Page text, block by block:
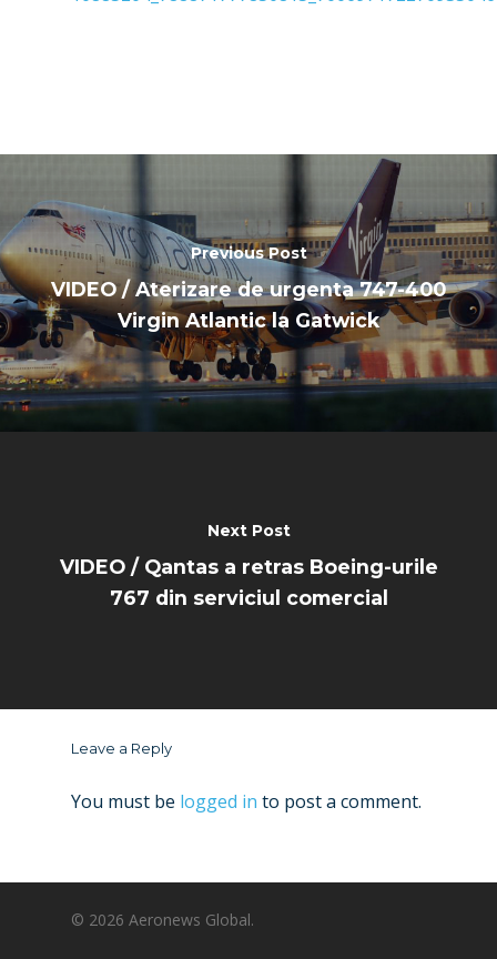
Previous Post
VIDEO / Aterizare de urgenta 747-400
Virgin Atlantic la Gatwick
Next Post
VIDEO / Qantas a retras Boeing-urile
767 din serviciul comercial
Leave a Reply
You must be logged in to post a comment.
© 2026 Aeronews Global.